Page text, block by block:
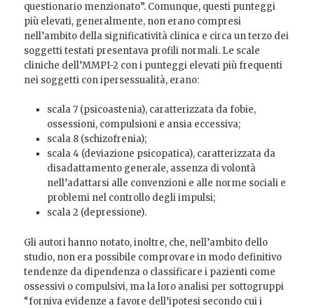
questionario menzionato”. Comunque, questi punteggi
più elevati, generalmente, non erano compresi
nell’ambito della significatività clinica e circa un terzo dei
soggetti testati presentava profili normali. Le scale
cliniche dell’MMPI-2 con i punteggi elevati più frequenti
nei soggetti con ipersessualità, erano:
scala 7 (psicoastenia), caratterizzata da fobie,
ossessioni, compulsioni e ansia eccessiva;
scala 8 (schizofrenia);
scala 4 (deviazione psicopatica), caratterizzata da
disadattamento generale, assenza di volontà
nell’adattarsi alle convenzioni e alle norme sociali e
problemi nel controllo degli impulsi;
scala 2 (depressione).
Gli autori hanno notato, inoltre, che, nell’ambito dello
studio, non era possibile comprovare in modo definitivo
tendenze da dipendenza o classificare i pazienti come
ossessivi o compulsivi, ma la loro analisi per sottogruppi
“forniva evidenze a favore dell’ipotesi secondo cui i